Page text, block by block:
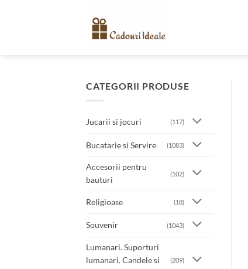
CATEGORII PRODUSE
Jucarii si jocuri (117)
Bucatarie si Servire (1083)
Accesorii pentru
bauturi
(102)
Religioase (18)
Souvenir (1043)
Lumanari. Suporturi
lumanari. Candele si
(209)